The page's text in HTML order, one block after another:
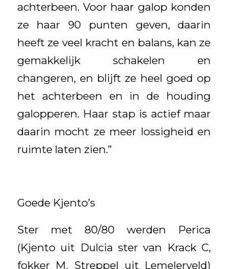
achterbeen. Voor haar galop konden
ze haar 90 punten geven, daarin
heeft ze veel kracht en balans, kan ze
gemakkelijk schakelen en
changeren, en blijft ze heel goed op
het achterbeen en in de houding
galopperen. Haar stap is actief maar
daarin mocht ze meer lossigheid en
ruimte laten zien.”
Goede Kjento’s
Ster met 80/80 werden Perica
(Kjento uit Dulcia ster van Krack C,
fokker M. Streppel uit Lemelerveld)